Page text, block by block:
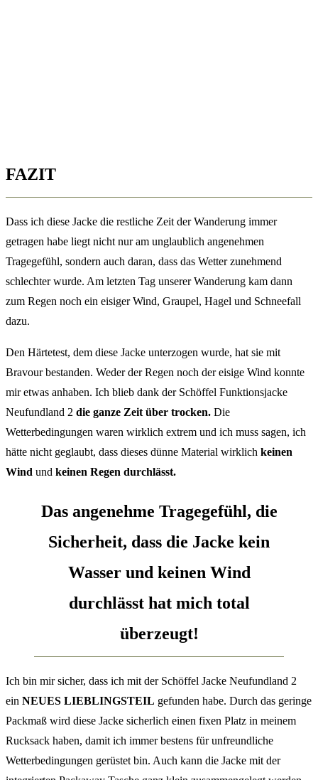
FAZIT
Dass ich diese Jacke die restliche Zeit der Wanderung immer
getragen habe liegt nicht nur am unglaublich angenehmen
Tragegefühl, sondern auch daran, dass das Wetter zunehmend
schlechter wurde. Am letzten Tag unserer Wanderung kam dann
zum Regen noch ein eisiger Wind, Graupel, Hagel und Schneefall
dazu.
Den Härtetest, dem diese Jacke unterzogen wurde, hat sie mit
Bravour bestanden. Weder der Regen noch der eisige Wind konnte
mir etwas anhaben. Ich blieb dank der Schöffel Funktionsjacke
Neufundland 2 die ganze Zeit über trocken. Die
Wetterbedingungen waren wirklich extrem und ich muss sagen, ich
hätte nicht geglaubt, dass dieses dünne Material wirklich keinen
Wind und keinen Regen durchlässt.
Das angenehme Tragegefühl, die
Sicherheit, dass die Jacke kein
Wasser und keinen Wind
durchlässt hat mich total
überzeugt!
Ich bin mir sicher, dass ich mit der Schöffel Jacke Neufundland 2
ein NEUES LIEBLINGSTEIL gefunden habe. Durch das geringe
Packmaß wird diese Jacke sicherlich einen fixen Platz in meinem
Rucksack haben, damit ich immer bestens für unfreundliche
Wetterbedingungen gerüstet bin. Auch kann die Jacke mit der